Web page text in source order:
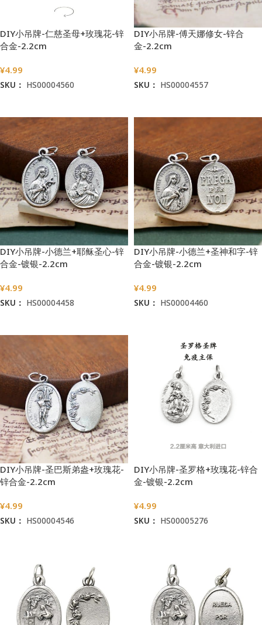
DIY小吊牌-仁慈圣母+玫瑰花-锌
合金-2.2cm
¥4.99
SKU： HS00004560
DIY小吊牌-傅天娜修女-锌合
金-2.2cm
¥4.99
SKU： HS00004557
DIY小吊牌-小德兰+耶稣圣心-锌
合金-镀银-2.2cm
¥4.99
SKU： HS00004458
DIY小吊牌-小德兰+圣神和字-锌
合金-镀银-2.2cm
¥4.99
SKU： HS00004460
DIY小吊牌-圣巴斯弟盎+玫瑰花-
锌合金-2.2cm
¥4.99
SKU： HS00004546
DIY小吊牌-圣罗格+玫瑰花-锌合
金-镀银-2.2cm
¥4.99
SKU： HS00005276